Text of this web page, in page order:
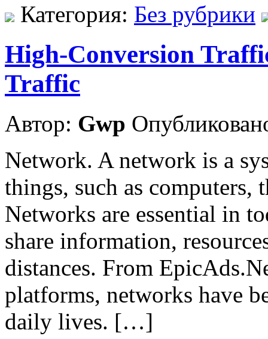
Категория: Без рубрики
High-Conversion
Traffic
Автор: Gwp
Network. A network is a
things, such as computers,
Networks are essential in
share information,
distances. From
platforms, networks have
daily lives. […]